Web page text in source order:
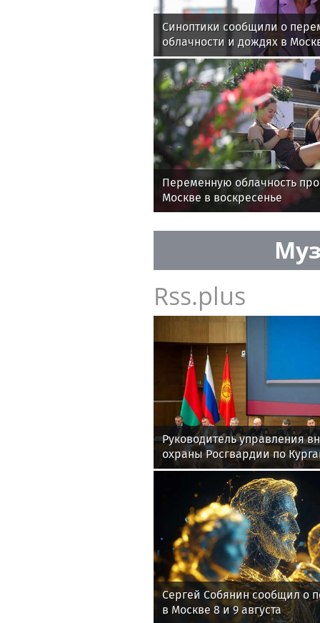
Синоптики сообщили о
облачности и дождях в
Переменную облачность
Москве в воскресенье
Rss.plus
Руководитель управления
охраны Росгвардии по
принял участие во
Сергей Собянин сообщил о
в Москве 8 и 9 августа